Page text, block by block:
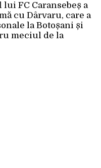
FC Caransebeș a
cu Dârvaru, care a
la Botoșani și
meciul de la